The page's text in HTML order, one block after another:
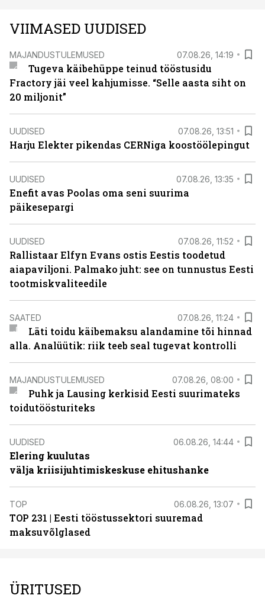
VIIMASED UUDISED
MAJANDUSTULEMUSED 07.08.26, 14:19
Tugeva käibehüppe teinud tööstusidu
Fractory jäi veel kahjumisse. “Selle aasta siht on
20 miljonit”
UUDISED 07.08.26, 13:51
Harju Elekter pikendas CERNiga koostöölepingut
UUDISED 07.08.26, 13:35
Enefit avas Poolas oma seni suurima
päikesepargi
UUDISED 07.08.26, 11:52
Rallistaar Elfyn Evans ostis Eestis toodetud
aiapaviljoni. Palmako juht: see on tunnustus Eesti
tootmiskvaliteedile
SAATED 07.08.26, 11:24
Läti toidu käibemaksu alandamine tõi hinnad
alla. Analüütik: riik teeb seal tugevat kontrolli
MAJANDUSTULEMUSED 07.08.26, 08:00
Puhk ja Lausing kerkisid Eesti suurimateks
toidutöösturiteks
UUDISED 06.08.26, 14:44
Elering kuulutas
välja kriisijuhtimiskeskuse ehitushanke
TOP 06.08.26, 13:07
TOP 231 | Eesti tööstussektori suuremad
maksuvõlglased
ÜRITUSED